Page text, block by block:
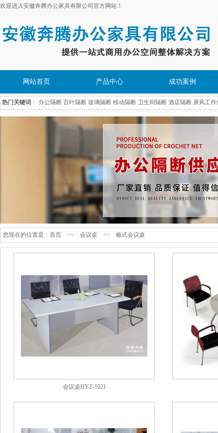
欢迎进入安徽奔腾办公家具有限公司官方网站！
网站首页 产品中心 成功案例
热门关键词 ： 办公隔断 百叶隔断 玻璃隔断 移动隔断 卫生间隔断 酒店隔断 屏风工作
您现在的位置是： 首页 << 会议桌 << 板式会议桌
会议桌HYZ-1021